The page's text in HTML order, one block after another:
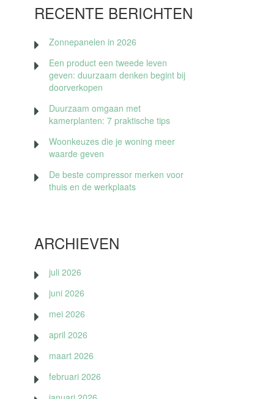
RECENTE BERICHTEN
Zonnepanelen in 2026
Een product een tweede leven
geven: duurzaam denken begint bij
doorverkopen
Duurzaam omgaan met
kamerplanten: 7 praktische tips
Woonkeuzes die je woning meer
waarde geven
De beste compressor merken voor
thuis en de werkplaats
ARCHIEVEN
juli 2026
juni 2026
mei 2026
april 2026
maart 2026
februari 2026